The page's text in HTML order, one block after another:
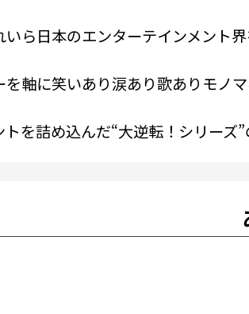
ら日本のエンターテインメント
軸に笑いあり涙あり歌ありモノ
を詰め込んだ“大逆転！シリーズ